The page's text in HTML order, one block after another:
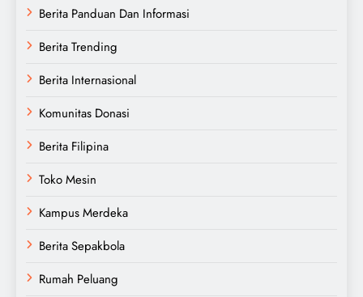
Berita Panduan Dan Informasi
Berita Trending
Berita Internasional
Komunitas Donasi
Berita Filipina
Toko Mesin
Kampus Merdeka
Berita Sepakbola
Rumah Peluang